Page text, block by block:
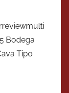
Bodega
Tipo